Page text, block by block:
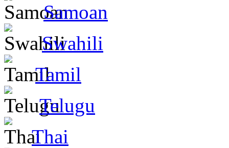
Samoan
Swahili
Tamil
Telugu
Thai